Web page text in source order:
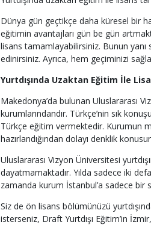
Dünya gün geçtikçe daha küresel bir
eğitimin avantajları gün be gün
lisans tamamlayabilirsiniz. Bunun
edinirsiniz. Ayrıca, hem geçiminizi
Yurtdışında Uzaktan Eğitim İle
Makedonya’da bulunan Uluslararası
kurumlarındandır. Türkçe’nin sık
Türkçe eğitim vermektedir. Kurumun
hazırlandığından dolayı denklik
Uluslararası Vizyon Üniversitesi
dayatmamaktadır. Yılda sadece iki
zamanda kurum İstanbul’a sadece bir
Siz de ön lisans bölümünüzü
isterseniz, Draft Yurtdışı Eğitim’in